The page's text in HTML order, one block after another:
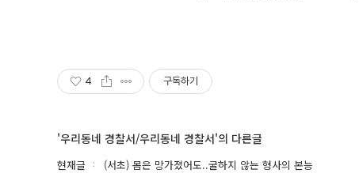
4 구독하기
'우리동네 경찰서/우리동네 경찰서'의 다른글
현재글 (서초) 몸은 망가졌어도..굴하지 않는 형사의 본능